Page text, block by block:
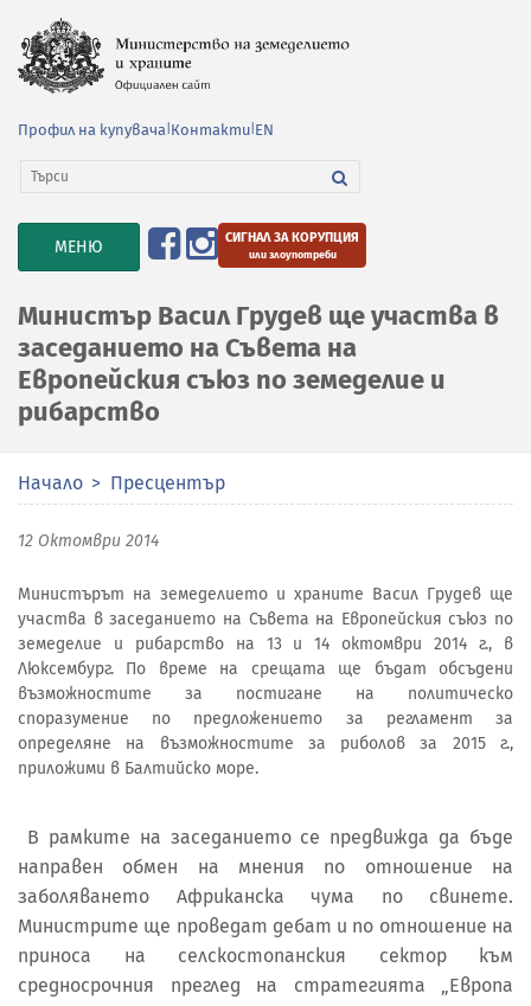
Профил на купувача Контакти EN
TOGGLE
NAVIGATION
МЕНЮ СИГНАЛ ЗА КОРУПЦИЯ
или злоупотреби
Министър Васил Грудев ще участва в
заседанието на Съвета на
Европейския съюз по земеделие и
рибарство
Начало Пресцентър
12 Октомври 2014
Министърът на земеделието и храните Васил Грудев ще
участва в заседанието на Съвета на Европейския съюз по
земеделие и рибарство на 13 и 14 октомври 2014 г., в
Люксембург. По време на срещата ще бъдат обсъдени
възможностите за постигане на политическо
споразумение по предложението за регламент за
определяне на възможностите за риболов за 2015 г.,
приложими в Балтийско море.
В рамките на заседанието се предвижда да бъде
направен обмен на мнения по отношение на
заболяването Африканска чума по свинете.
Министрите ще проведат дебат и по отношение на
приноса на селскостопанския сектор към
средносрочния преглед на стратегията „Европа